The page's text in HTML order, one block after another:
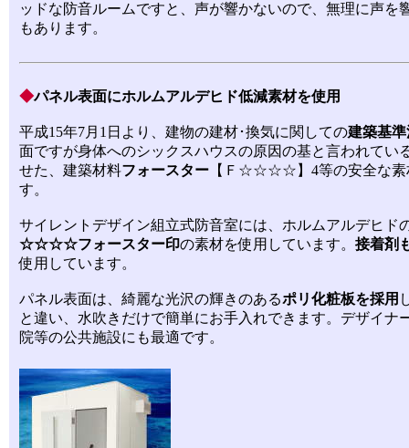
ッドな防音ルームですと、声が響かないので、無理に声を
もあります。
◆パネル表面にホルムアルデヒド低減素材を使用
平成15年7月1日より、建物の建材･換気に関しての建築基準
面ですが身体へのシックスハウスの原因の基と言われてい
せた、建築材料フォースター 【Ｆ☆☆☆☆】4等の安全な素
す。
サイレントデザイン組立式防音室には、 ホルムアルデヒド
☆☆☆☆フォースター印の素材を使用しています。 接着剤
使用しています。
パネル表面は、綺麗な光沢の輝きのあるポリ化粧板を採用
と違い、水吹きだけで簡単にお手入れできます。デザイナ
院等の公共施設にも最適です。